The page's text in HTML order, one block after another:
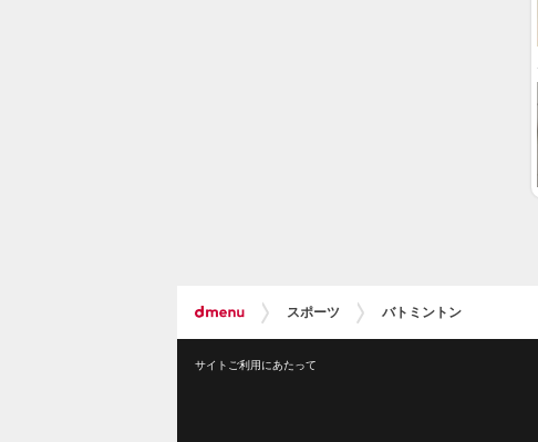
スポーツ バトミントン
サイトご利用にあたって